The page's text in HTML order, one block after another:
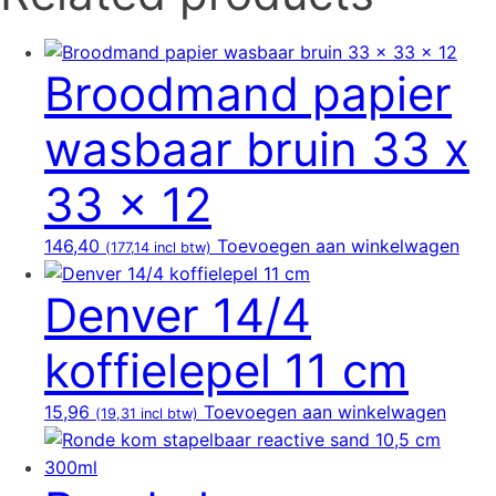
Broodmand papier
wasbaar bruin 33 x
33 x 12
146,40 (177,14 incl btw) Toevoegen aan winkelwagen
Denver 14/4
koffielepel 11 cm
15,96 (19,31 incl btw) Toevoegen aan winkelwagen